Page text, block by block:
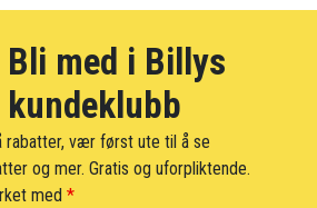
Bli med i Billys
kundeklubb
rabatter, vær først ute til å se
og mer. Gratis og uforpliktende.
med*